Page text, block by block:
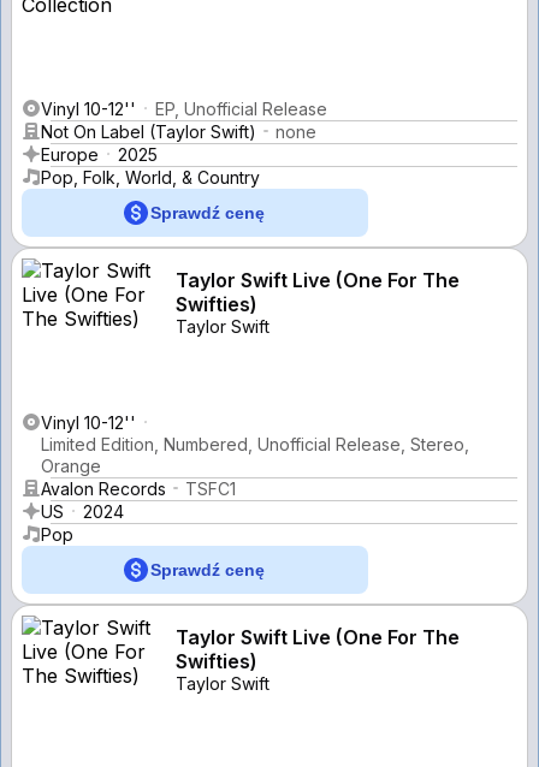
Vinyl 10-12''
EP, Unofficial Release
Not On Label (Taylor Swift)
none
Europe
2025
Pop, Folk, World, & Country
Sprawdź cenę
Taylor Swift Live (One For The
Swifties)
Taylor Swift
Vinyl 10-12''
Limited Edition, Numbered, Unofficial Release, Stereo,
Orange
Avalon Records
TSFC1
US
2024
Pop
Sprawdź cenę
Taylor Swift Live (One For The
Swifties)
Taylor Swift